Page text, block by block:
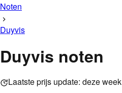
Noten
Duyvis
Duyvis noten
Laatste prijs update: deze week